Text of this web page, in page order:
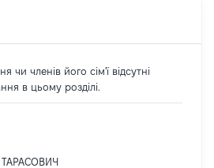
чи членів його сім'ї відсутні
в цьому розділі.